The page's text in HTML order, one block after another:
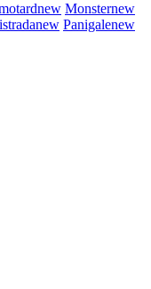
new Monsternew
new Panigalenew